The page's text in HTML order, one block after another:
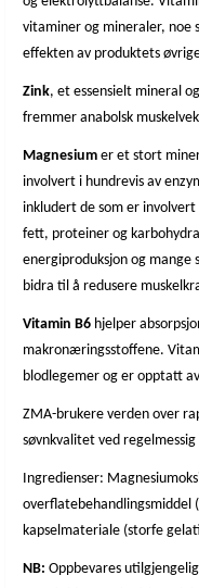
vitaminer og mineraler, noe
effekten av produktets
Zink, et essensielt mineral
fremmer anabolsk
Magnesium er et stort
involvert i hundrevis av
inkludert de som er
fett, proteiner og
energiproduksjon og mange
bidra til å redusere
Vitamin B6 hjelper
makronæringsstoffene.
blodlegemer og er opptatt
ZMA-brukere verden over
søvnkvalitet ved
Ingredienser:
overflatebehandlingsmiddel
kapselmateriale (storfe
NB: Oppbevares